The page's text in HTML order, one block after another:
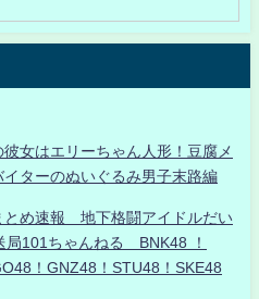
女はエリーちゃん人形！豆腐メ
ターのぬいぐるみ男子末路編
め速報 地下格闘アイドルだい
101ちゃんねる BNK48 ！
！GNZ48！STU48！SKE48